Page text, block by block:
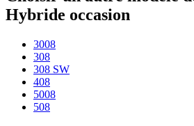
Hybride occasion
3008
308
308 SW
408
5008
508